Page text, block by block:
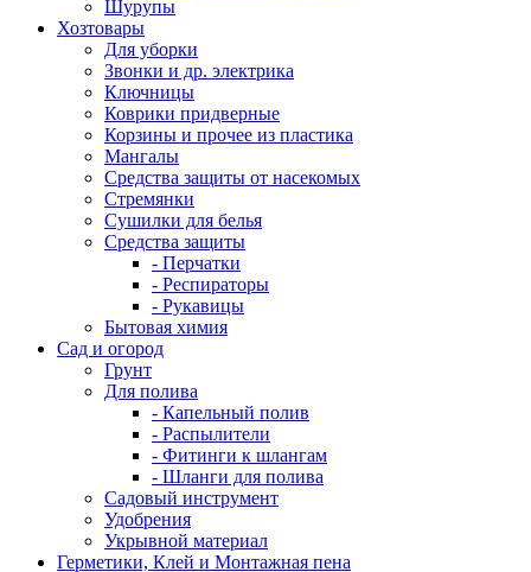
Шурупы
Хозтовары
Для уборки
Звонки и др. электрика
Ключницы
Коврики придверные
Корзины и прочее из пластика
Мангалы
Средства защиты от насекомых
Стремянки
Сушилки для белья
Средства защиты
- Перчатки
- Респираторы
- Рукавицы
Бытовая химия
Сад и огород
Грунт
Для полива
- Капельный полив
- Распылители
- Фитинги к шлангам
- Шланги для полива
Садовый инструмент
Удобрения
Укрывной материал
Герметики, Клей и Монтажная пена